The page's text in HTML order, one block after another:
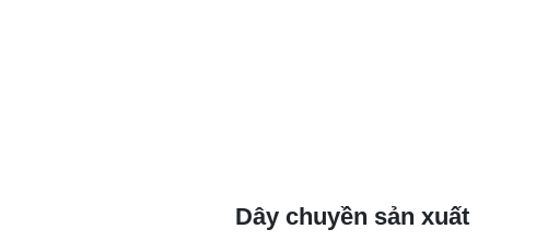
Dây chuyền sản xuất